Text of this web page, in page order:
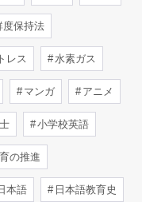
保持法
レス 水素ガス
マンガ アニメ
小学校英語
の推進
本語 日本語教育史